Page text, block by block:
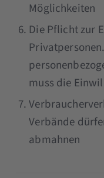
Möglichkeiten
Die Pflicht zur
muss die
Verbände
abmahnen